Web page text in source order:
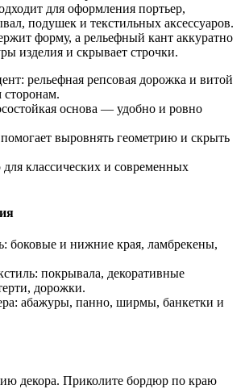
для оформления портьер,
подушек и текстильных аксессуаров.
форму, а рельефный кант аккуратно
изделия и скрывает строчки.
рельефная репсовая дорожка и витой
сторонам.
основа — удобно и ровно
выровнять геометрию и скрыть
классических и современных
боковые и нижние края, ламбрекены,
покрывала, декоративные
дорожки.
абажуры, панно, ширмы, банкетки и
декора. Приколите бордюр по краю